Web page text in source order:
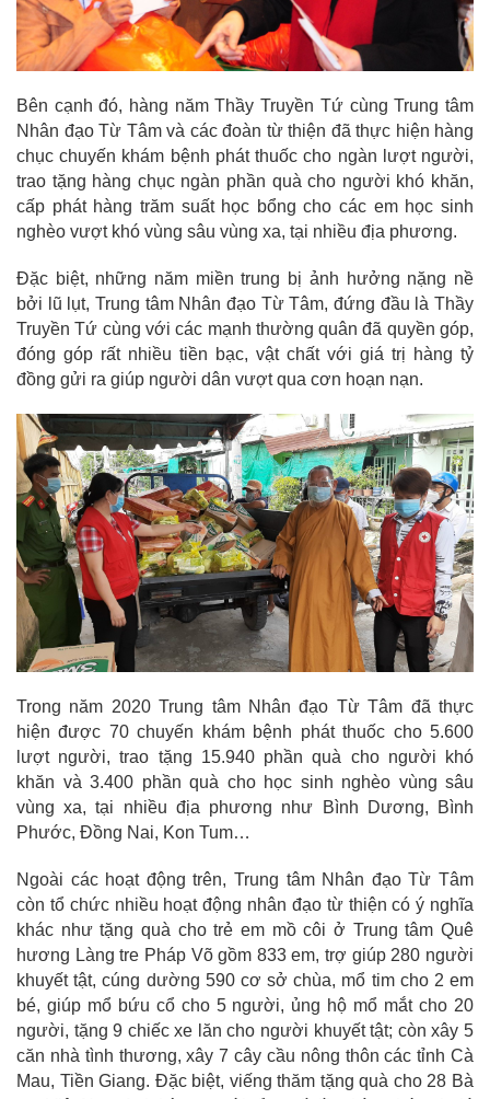
Bên cạnh đó, hàng năm Thầy Truyền Tứ cùng Trung tâm
Nhân đạo Từ Tâm và các đoàn từ thiện đã thực hiện hàng
chục chuyến khám bệnh phát thuốc cho ngàn lượt người,
trao tặng hàng chục ngàn phần quà cho người khó khăn,
cấp phát hàng trăm suất học bổng cho các em học sinh
nghèo vượt khó vùng sâu vùng xa, tại nhiều địa phương.
Đặc biệt, những năm miền trung bị ảnh hưởng nặng nề
bởi lũ lụt, Trung tâm Nhân đạo Từ Tâm, đứng đầu là Thầy
Truyền Tứ cùng với các mạnh thường quân đã quyền góp,
đóng góp rất nhiều tiền bạc, vật chất với giá trị hàng tỷ
đồng gửi ra giúp người dân vượt qua cơn hoạn nạn.
Trong năm 2020 Trung tâm Nhân đạo Từ Tâm đã thực
hiện được 70 chuyến khám bệnh phát thuốc cho 5.600
lượt người, trao tặng 15.940 phần quà cho người khó
khăn và 3.400 phần quà cho học sinh nghèo vùng sâu
vùng xa, tại nhiều địa phương như Bình Dương, Bình
Phước, Đồng Nai, Kon Tum…
Ngoài các hoạt động trên, Trung tâm Nhân đạo Từ Tâm
còn tổ chức nhiều hoạt động nhân đạo từ thiện có ý nghĩa
khác như tặng quà cho trẻ em mồ côi ở Trung tâm Quê
hương Làng tre Pháp Võ gồm 833 em, trợ giúp 280 người
khuyết tật, cúng dường 590 cơ sở chùa, mổ tim cho 2 em
bé, giúp mổ bứu cổ cho 5 người, ủng hộ mổ mắt cho 20
người, tặng 9 chiếc xe lăn cho người khuyết tật; còn xây 5
căn nhà tình thương, xây 7 cây cầu nông thôn các tỉnh Cà
Mau, Tiền Giang. Đặc biệt, viếng thăm tặng quà cho 28 Bà